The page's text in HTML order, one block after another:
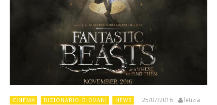
CINEMA DIZIONARIO GIOVANI NEWS 25/07/2016 letizia